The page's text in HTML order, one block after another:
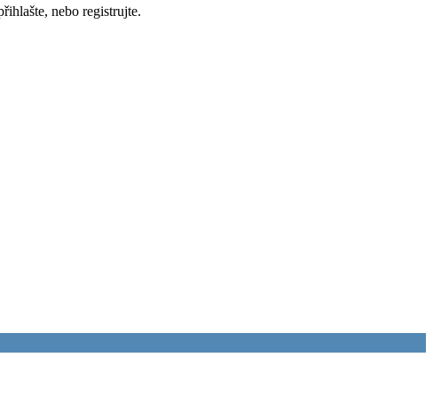
nebo registrujte.